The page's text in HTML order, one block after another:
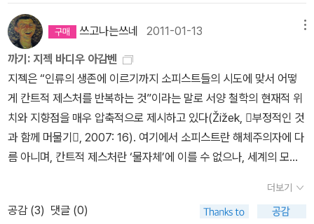
언어 사이의 극도의 긴장을 끝내 포기하지 않고 더 이상 어쩔 도리가
없는 상황을 다시 견뎌 내고자 하는 지칠 줄 모르는 욕망을 발견한다.'
개인적으론 몇년 전 대학 도서관에서 <베케트와 바디우: 간헐성의
파토스> 같은 책이 눈에 띄길래 바디우의 베케트론이 궁금하던 차였
는데, 실물을 볼 수 있게 돼 반갑다. 아쉬운 건 베케트 희곡집이 충
분히 나와 있지 않은 점. 예전에 <사무엘 베케트 희곡전집1,2>(예니,
1993)가 나온 적이 있는데, 절판된 지 오래 됐다. 믿을 만한 비평판이
나오면 좋겠지만, 작품의 난해성을 고려하면 기대 난망인지도 모르겠
나와주어야 하는 게 아닌가 싶다. 세계문학전집판이라면 더 믿을 만
하겠다... 13. 08. 23.
로운 시대로, 진정한 인류의 유아기로, 하나의 약속으로 사고했다는
것 역시 사실이다. 심지어 학살자들조차도스스로를 [그] 약속과 새로
운 시작의 기호를 통해 표상했다.(17쪽) 19세기는 선포하고, 꿈꾸고,
약속했다. [반면] 20세기는 지금 여기에서 [새로운]인류를창조할 것
이라 선언했다.(32쪽) 19세기의 실증주의가 지식의 힘을 긍정했던
곳에서, 이 세기는 오인의 효과라는 테마를 전개한다. 실증주의를 특
징지었던 인식의 낙관주의에 맞서 20세기는 무지의특별한 힘을, 즉
라캉이 '무지의 열정'이라고올바르게부른 특별한 힘을 발견하고, 그것
을무대화한다.(49쪽) 위네 인용문으로 20세기에 대한 바디우의 테
제를 간략히 읽어보자.바디우는 말한다. 19세기는 미래의 유토피아
를 꿈꾸고 기획하는 시대였다고,그러나 20세기에는 그 유토피아가
쓰고나는쓰네 2011-01-13
까기: 지젝 바디우 아감벤
지젝은 “인류의 생존에 이르기까지 소피스트들의 시도에 맞서 어떻
게 칸트적 제스처를 반복하는 것”이라는 말로 서양 철학의 현재적 위
치와 지향점을 매우 압축적으로 제시하고 있다(Žižek, 󰡔부정적인 것
과 함께 머물기󰡕, 2007: 16). 여기에서 소피스트란 해체주의자에 다
름 아니며, 칸트적 제스처란 ‘물자체’에 이를 수 없으나, 세계의 모든
이 이룩해 놓은 모든 사유를 폭파시키는 해체주의적 허무와 대항하면
서 물자체에 이르기 위해 끝없이 탐구하는 일, 혹은 이보다 투박하지
더보기
공감 (3) 댓글 (0)